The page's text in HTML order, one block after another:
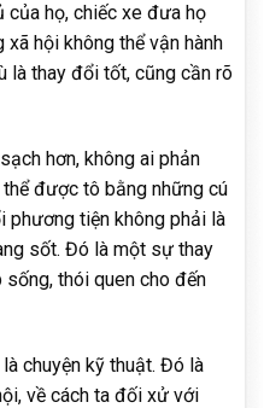
của họ, chiếc xe đưa họ
hội không thể vận hành
là thay đổi tốt, cũng cần rõ
hơn, không ai phản
được tô bằng những cú
phương tiện không phải là
sốt. Đó là một sự thay
sống, thói quen cho đến
chuyện kỹ thuật. Đó là
về cách ta đối xử với